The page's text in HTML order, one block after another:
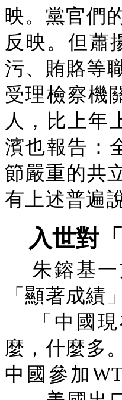
映。黨官們
反映。但蕭
污、賄賂等
受理檢察機
人，比上年
濱也報告：
節嚴重的共
有上述普遍
入世對
朱鎔基
「顯著成績
「中國
麼，什麼多
中國參加